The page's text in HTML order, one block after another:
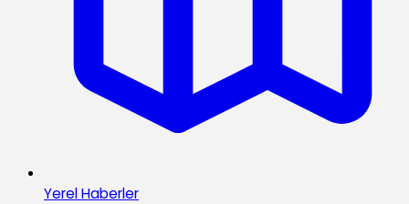
Yerel Haberler